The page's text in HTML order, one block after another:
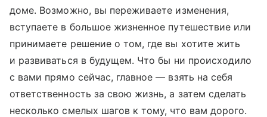
доме. Возможно, вы переживаете изменения,
вступаете в большое жизненное путешествие или
принимаете решение о том, где вы хотите жить
и развиваться в будущем. Что бы ни происходило
с вами прямо сейчас, главное — взять на себя
ответственность за свою жизнь, а затем сделать
несколько смелых шагов к тому, что вам дорого.